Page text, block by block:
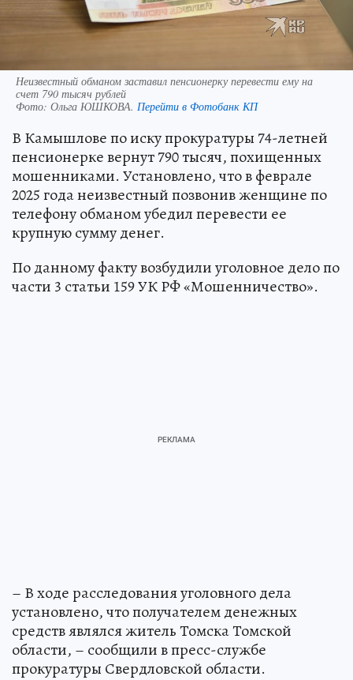
Неизвестный обманом заставил пенсионерку перевести ему на
счет 790 тысяч рублей
Фото: Ольга ЮШКОВА. Перейти в Фотобанк КП
В Камышлове по иску прокуратуры 74-летней
пенсионерке вернут 790 тысяч, похищенных
мошенниками. Установлено, что в феврале
2025 года неизвестный позвонив женщине по
телефону обманом убедил перевести ее
крупную сумму денег.
По данному факту возбудили уголовное дело по
части 3 статьи 159 УК РФ «Мошенничество».
– В ходе расследования уголовного дела
установлено, что получателем денежных
средств являлся житель Томска Томской
области, – сообщили в пресс-службе
прокуратуры Свердловской области.